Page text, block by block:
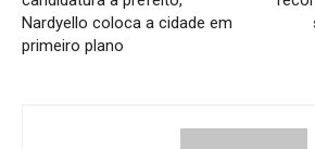
Nardyello coloca a cidade em
primeiro plano